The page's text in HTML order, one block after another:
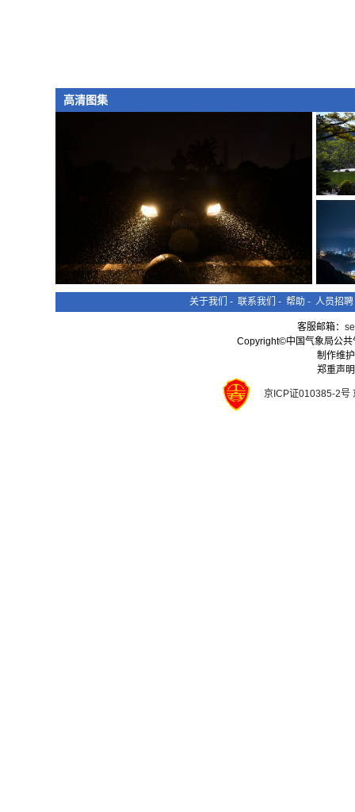
高清图集
关于我们 - 联系我们 - 帮助 - 人员招聘
客服邮箱：
Copyright©中国气象局公
制作维
郑重声
京ICP证010385-2号